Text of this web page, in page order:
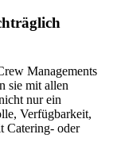
Managements
sie mit allen
nur ein
Verfügbarkeit,
Catering- oder